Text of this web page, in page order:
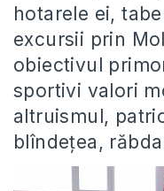
hotarele ei,
excursii prin
obiectivul
sportivi valori
altruismul,
blîndețea,